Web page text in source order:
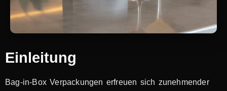
Einleitung
Bag-in-Box Verpackungen erfreuen sich zunehmender